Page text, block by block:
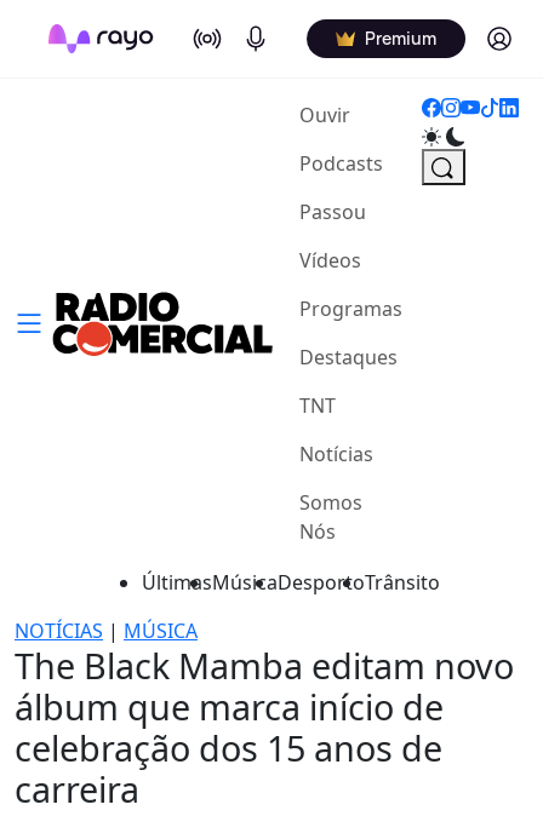
On Air Podcasts Premium Log in
Ouvir(current)
Podcasts
Passou
Vídeos
Programas
Destaques
TNT
Notícias
Somos
Nós
ÚltimasMúsicaDesportoTrânsito
NOTÍCIAS | MÚSICA
The Black Mamba editam novo
álbum que marca início de
celebração dos 15 anos de
carreira